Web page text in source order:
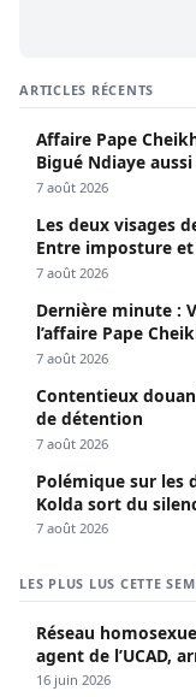
ARTICLES RÉCENTS
Affaire Pape
Bigué Ndiaye
7 août 2026
Les deux visages
Entre imposture
Seydi)
7 août 2026
Dernière minute :
l’affaire Pape
7 août 2026
Contentieux
de détention
7 août 2026
Polémique sur les
Kolda sort du
7 août 2026
LES PLUS LUS CETTE
Réseau
agent de l’UCAD,
propagé le VIH
16 juin 2026